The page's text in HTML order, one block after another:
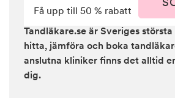
Tandläkare.se är Sveriges
hitta, jämföra och boka
anslutna kliniker finns det alltid
dig.
Få upp till 50 % rabatt